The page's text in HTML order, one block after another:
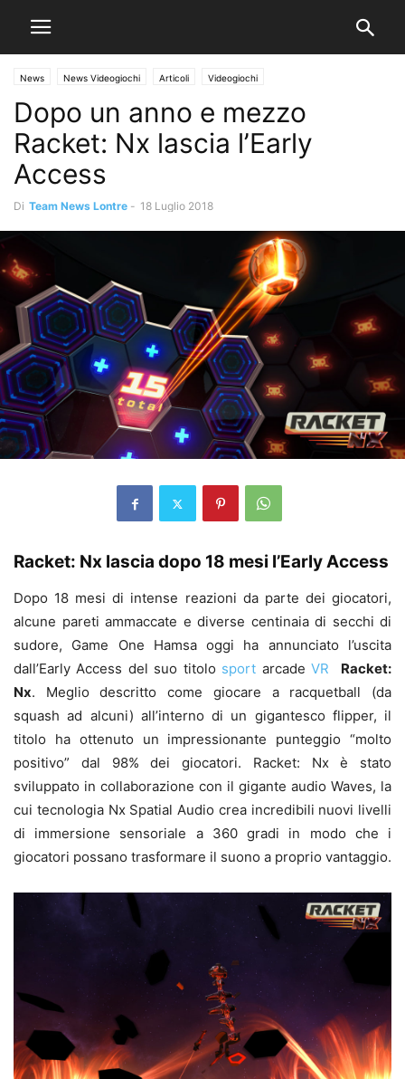
News News Videogiochi Articoli Videogiochi
Dopo un anno e mezzo
Racket: Nx lascia l’Early
Access
Di Team News Lontre - 18 Luglio 2018
Racket: Nx lascia dopo 18 mesi l’Early Access
Dopo 18 mesi di intense reazioni da parte dei giocatori,
alcune pareti ammaccate e diverse centinaia di secchi di
sudore, Game One Hamsa oggi ha annunciato l’uscita
dall’Early Access del suo titolo sport arcadeVR
Racket:
Nx. Meglio descritto come giocare a racquetball (da
squash ad alcuni) all’interno di un gigantesco flipper, il
titolo ha ottenuto un impressionante punteggio “molto
positivo” dal 98% dei giocatori. Racket: Nx è stato
sviluppato in collaborazione con il gigante audio Waves, la
cui tecnologia Nx Spatial Audio crea incredibili nuovi livelli
di immersione sensoriale a 360 gradi in modo che i
giocatori possano trasformare il suono a proprio vantaggio.